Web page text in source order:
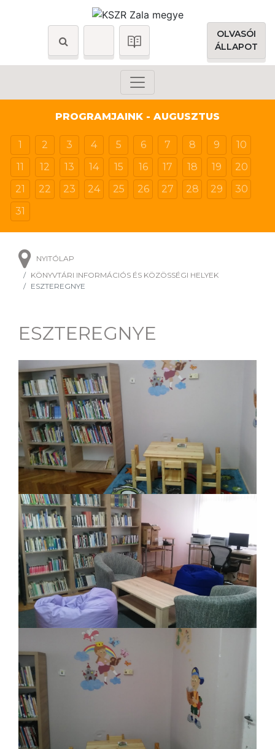
OLVASÓI
ÁLLAPOT
PROGRAMJAINK - AUGUSZTUS
1 2 3 4 5 6 7 8 9
10
11
12 13 14 15 16 17 18 19
20
21
22 23 24 25 26 27 28 29
30
31
NYITÓLAP
KÖNYVTÁRI INFORMÁCIÓS ÉS KÖZÖSSÉGI HELYEK
ESZTEREGNYE
ESZTEREGNYE